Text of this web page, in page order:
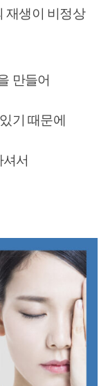
재생이 비정상
만들어
기 때문에
서